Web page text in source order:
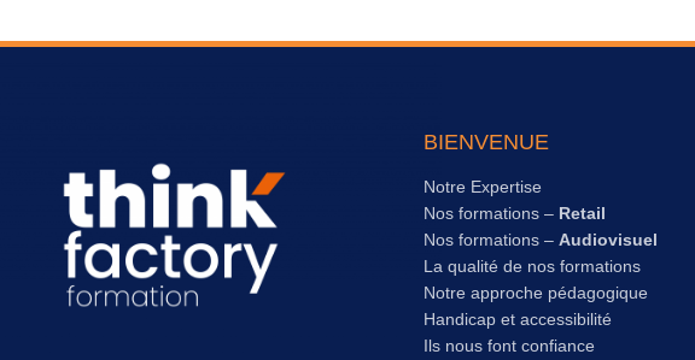
BIENVENUE
Notre Expertise
Nos formations – Retail
Nos formations – Audiovisuel
La qualité de nos formations
Notre approche pédagogique
Handicap et accessibilité
Ils nous font confiance